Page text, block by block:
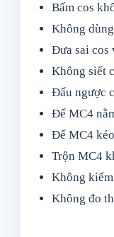
Bấm cos
Không
Đưa sai cos
Không siết
Đấu ngược
Để MC4
Để MC4
Trộn MC4
Không
Không đo